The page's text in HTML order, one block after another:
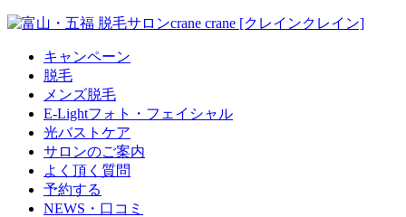
キャンペーン
脱毛
メンズ脱毛
E-Lightフォト・フェイシャル
光バストケア
サロンのご案内
よく頂く質問
予約する
NEWS・口コミ